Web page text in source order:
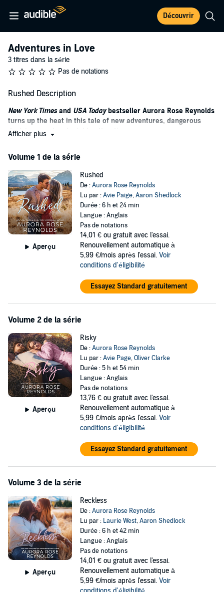
Découvrir
Adventures in Love
3 titres dans la série
Pas de notations
Rushed Description
New York Timesand USA Todaybestseller Aurora Rose Reynolds
turns up the heat in this tale of new adventures, dangerous
decisions, and undeniable attraction.
days before their wedding. Next, she’s stuck going on a couples
fighting a growing attraction to the wilderness retreat’s rugged
owner, Tanner.
Tanner has built his wilderness adventure service on a few key
principles: never take unnecessary risks, never put anyone’s life in
danger - and never, ever sleep with a client. The arrival of a beautiful
new visitor, however, might mean bending the rules.
Two people looking for anything but romance may have just
bumped into their soul mates. In the Montana wilds, any misstep
brave enough to face their next adventure.
Afficher plus
Volume 1 de la série
Aperçu
Rushed
De :Aurora Rose Reynolds
Lu par :Avie Paige,Aaron Shedlock
Durée : 6 h et 24 min
Langue : Anglais
Pas de notations
14,01 € ou gratuit avec l'essai.
Renouvellement automatique à
5,99 €/mois après l'essai. Voir
conditions d'éligibilité
Essayez Standard gratuitement
Volume 2 de la série
Aperçu
Risky
De :Aurora Rose Reynolds
Lu par :Avie Page,Oliver Clarke
Durée : 5 h et 54 min
Langue : Anglais
Pas de notations
13,76 € ou gratuit avec l'essai.
Renouvellement automatique à
5,99 €/mois après l'essai. Voir
conditions d'éligibilité
Essayez Standard gratuitement
Volume 3 de la série
Aperçu
Reckless
De :Aurora Rose Reynolds
Lu par : Laurie West,Aaron Shedlock
Durée : 6 h et 42 min
Langue : Anglais
Pas de notations
14,01 € ou gratuit avec l'essai.
Renouvellement automatique à
5,99 €/mois après l'essai. Voir